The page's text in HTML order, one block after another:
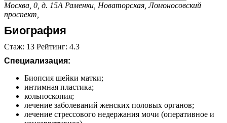
Москва, 0, д. 15А Раменки, Новаторская,Ломоносовский
проспект,
Биография
Стаж: 13 Рейтинг: 4.3
Специализация:
Биопсия шейки матки;
интимная пластика;
кольпоскопия;
лечение заболеваний женских половых органов;
лечение стрессового недержания мочи (оперативное и